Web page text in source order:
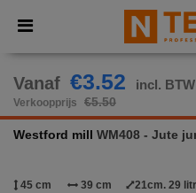
× Ntextil-app
Betere prijzen in de app!
Vanaf €3.52 incl. BTW
Verkoopprijs €5.50
Westford mill WM408 - Jute
45 cm 39 cm 21cm. 29